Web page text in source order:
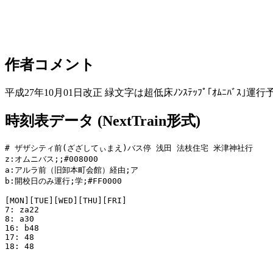
作者コメント
平成27年10月01日改正 緑文字は超低床ﾉﾝｽﾃｯﾌﾟ｢ｵﾑﾆﾊﾞｽ｣運行
時刻表データ (NextTrain形式)
# ザザシティ前(ざざしてぃまえ)バス停 浅田 法枝住宅 米津神社行
z:オムニバス;;#008000
a:アルラ前（旧卸本町会館）経由;ア
b:開校日のみ運行;学;#FF0000
[MON][TUE][WED][THU][FRI]
7: za22
8: a30
16: b48
17: 48
18: 48